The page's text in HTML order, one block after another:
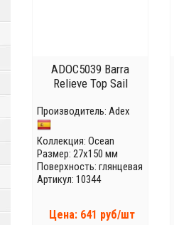
ADOC5039 Barra
Relieve Top Sail
Производитель: Adex
Коллекция: Ocean
Размер: 27x150 мм
Поверхность: глянцевая
Артикул: 10344
Цена: 641 руб/шт